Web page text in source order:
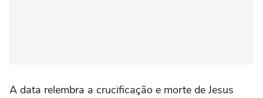
A data relembra a crucificação e morte de Jesus